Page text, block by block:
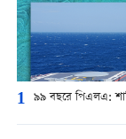
1 ৯৯ বছরে পিএলএ: